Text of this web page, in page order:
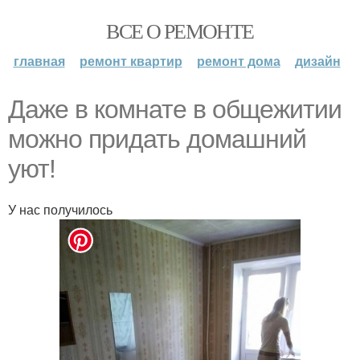
ВСЕ О РЕМОНТЕ
главная ремонт квартир ремонт дома дизайн
Даже в комнате в общежитии
можно придать домашний
уют!
У нас получилось